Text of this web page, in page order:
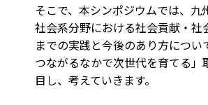
そこで、本シンポジウムでは、九
社会系分野における社会貢献・社
までの実践と今後のあり方につい
つながるなかで次世代を育てる」
目し、考えていきます。